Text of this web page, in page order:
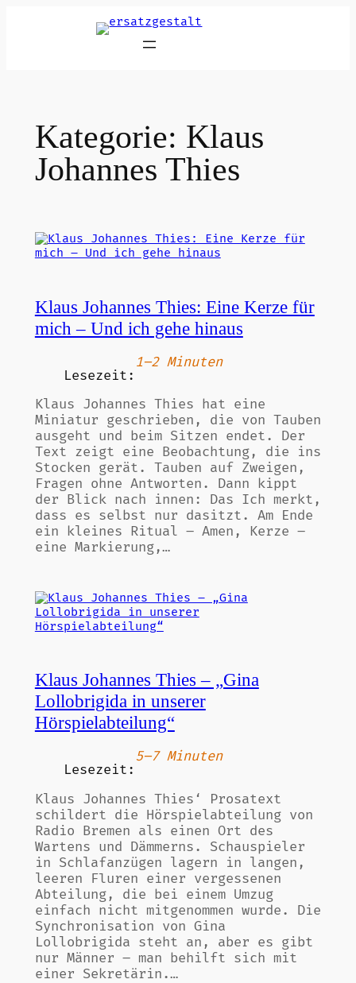
Kategorie: Klaus
Johannes Thies
Klaus Johannes Thies: Eine Kerze für
mich – Und ich gehe hinaus
Lesezeit:
1–2 Minuten
Klaus Johannes Thies hat eine
Miniatur geschrieben, die von Tauben
ausgeht und beim Sitzen endet. Der
Text zeigt eine Beobachtung, die ins
Stocken gerät. Tauben auf Zweigen,
Fragen ohne Antworten. Dann kippt
der Blick nach innen: Das Ich merkt,
dass es selbst nur dasitzt. Am Ende
ein kleines Ritual – Amen, Kerze –
eine Markierung,…
Klaus Johannes Thies – „Gina
Lollobrigida in unserer
Hörspielabteilung“
Lesezeit:
5–7 Minuten
Klaus Johannes Thies‘ Prosatext
schildert die Hörspielabteilung von
Radio Bremen als einen Ort des
Wartens und Dämmerns. Schauspieler
in Schlafanzügen lagern in langen,
leeren Fluren einer vergessenen
Abteilung, die bei einem Umzug
einfach nicht mitgenommen wurde. Die
Synchronisation von Gina
Lollobrigida steht an, aber es gibt
nur Männer – man behilft sich mit
einer Sekretärin.…